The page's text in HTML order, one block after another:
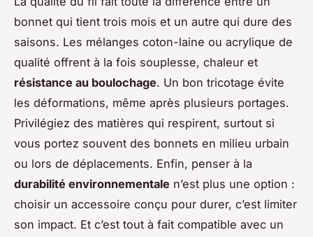
bonnet qui tient trois mois et un autre qui dure des
saisons. Les mélanges coton-laine ou acrylique de
qualité offrent à la fois souplesse, chaleur et
résistance au boulochage. Un bon tricotage évite
les déformations, même après plusieurs portages.
Privilégiez des matières qui respirent, surtout si
vous portez souvent des bonnets en milieu urbain
ou lors de déplacements. Enfin, penser à la
durabilité environnementale n’est plus une option :
choisir un accessoire conçu pour durer, c’est limiter
son impact. Et c’est tout à fait compatible avec un